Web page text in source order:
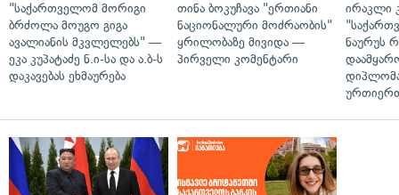
"საქართველომ მორიგი
ბრძოლა მოუგო გიგა
ავალიანის მკვლელებს" —
ეკა კუპატაძე ნ.ი-სა და ა.ბ-ს
დაკავებას ეხმაურება
თინა ბოკუჩავა "ერთიანი
ნაციონალური მოძრაობის"
ყრილობაზე მივიდა —
პირველი კომენტარი
ირაკლი
ნაურუს